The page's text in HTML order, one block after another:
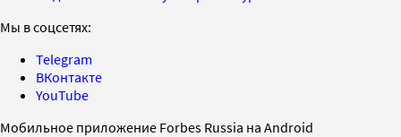
Мы в соцсетях:
Telegram
ВКонтакте
YouTube
Мобильное приложение Forbes Russia на Android